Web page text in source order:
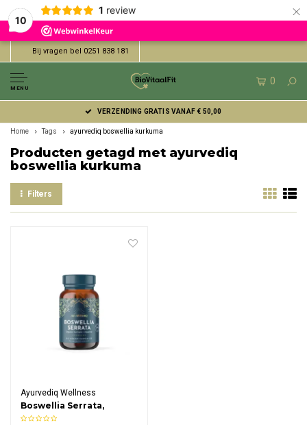
10
1 review ×
Bij vragen bel 0251 838 181
MENU
0
VERZENDING GRATIS VANAF € 50,00
Home Tags ayurvediq boswellia kurkuma
Producten getagd met ayurvediq
boswellia kurkuma
Filters
Ayurvediq Wellness
Boswellia Serrata,
Turmeric & Black Pepper